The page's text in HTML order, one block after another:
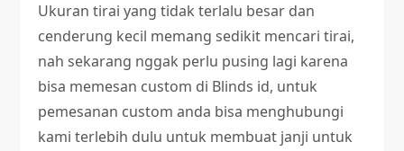
Ukuran tirai yang tidak terlalu besar dan
cenderung kecil memang sedikit mencari tirai,
nah sekarang nggak perlu pusing lagi karena
bisa memesan custom di Blinds id, untuk
pemesanan custom anda bisa menghubungi
kami terlebih dulu untuk membuat janji untuk